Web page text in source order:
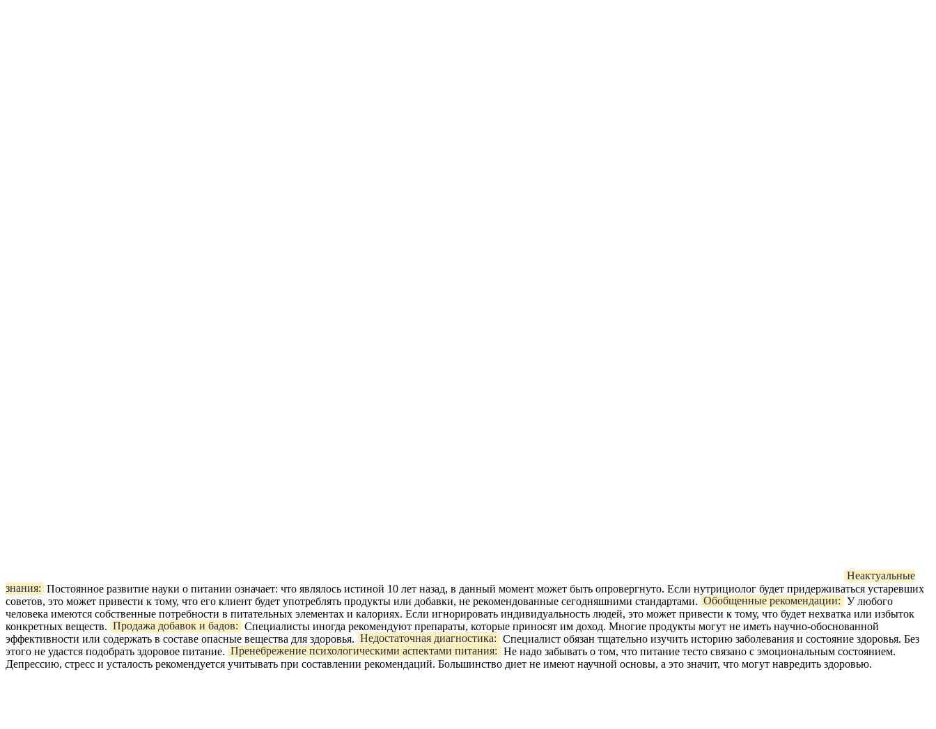
Неактуальные
знания: Постоянное развитие науки о питании означает: что являлось истиной 10 лет назад, в данный момент может быть опровергнуто. Если нутрициолог будет придерживаться устаревших
советов, это может привести к тому, что его клиент будет употреблять продукты или добавки, не рекомендованные сегодняшними стандартами. Обобщенные рекомендации: У любого
человека имеются собственные потребности в питательных элементах и калориях. Если игнорировать индивидуальность людей, это может привести к тому, что будет нехватка или избыток
конкретных веществ. Продажа добавок и бадов: Специалисты иногда рекомендуют препараты, которые приносят им доход. Многие продукты могут не иметь научно-обоснованной
эффективности или содержать в составе опасные вещества для здоровья. Недостаточная диагностика: Специалист обязан тщательно изучить историю заболевания и состояние здоровья. Без
этого не удастся подобрать здоровое питание. Пренебрежение психологическими аспектами питания: Не надо забывать о том, что питание тесто связано с эмоциональным состоянием.
Депрессию, стресс и усталость рекомендуется учитывать при составлении рекомендаций. Большинство диет не имеют научной основы, а это значит, что могут навредить здоровью.